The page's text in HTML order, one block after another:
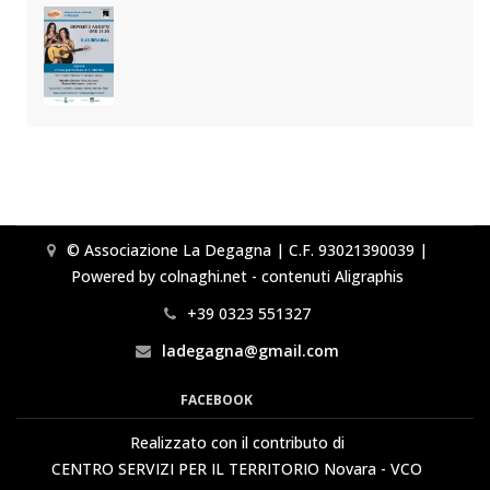
© Associazione La Degagna | C.F. 93021390039 |
Powered by colnaghi.net - contenuti Aligraphis
+39 0323 551327
ladegagna@gmail.com
FACEBOOK
Realizzato con il contributo di
CENTRO SERVIZI PER IL TERRITORIO Novara - VCO